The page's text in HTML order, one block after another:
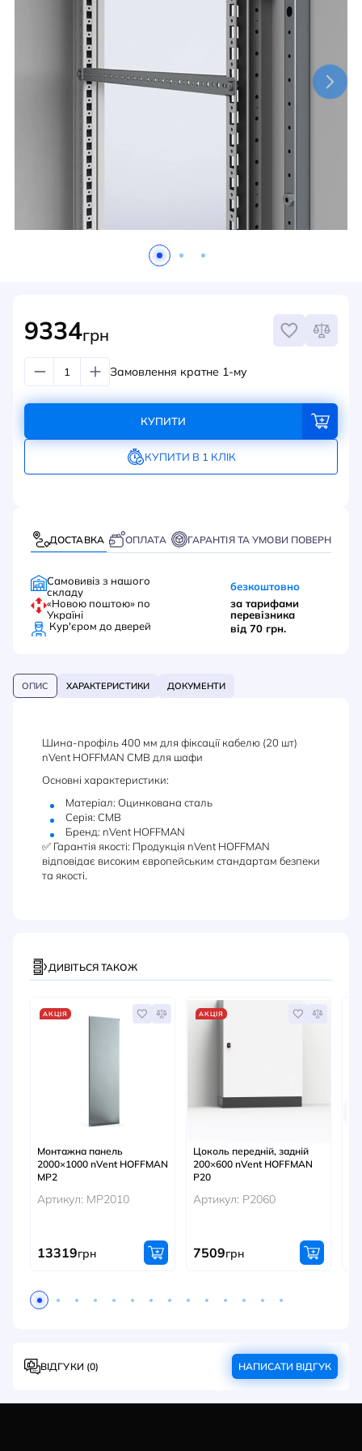
СИСТЕМИ ШИНОПРОВОДІВ ТА СТРУМОПРОВОДІВ
9334грн
Замовлення кратне 1-му
КУПИТИ
КУПИТИ В 1 КЛІК
ДОСТАВКА ОПЛАТА ГАРАНТІЯ ТА УМОВИ ПОВЕРНЕННЯ
Самовивіз з нашого
складу
безкоштовно
«Новою поштою» по
Україні
за тарифами
перевізника
Кур'єром до дверей від 70 грн.
ОПИС ХАРАКТЕРИСТИКИ ДОКУМЕНТИ
Шина-профіль 400 мм для фіксації кабелю (20 шт)
nVent HOFFMAN CMB для шафи
Основні характеристики:
Матеріал: Оцинкована сталь
Серія: CMB
Бренд: nVent HOFFMAN
✅ Гарантія якості: Продукція nVent HOFFMAN
відповідає високим європейським стандартам безпеки
та якості.
ДИВІТЬСЯ ТАКОЖ
АКЦІЯ
Монтажна панель
2000×1000 nVent HOFFMAN
MP2
Артикул: MP2010
13319грн
АКЦІЯ
Цоколь передній, задній
200×600 nVent HOFFMAN
P20
Артикул: P2060
7509грн
ВІДГУКИ (0) НАПИСАТИ ВІДГУК